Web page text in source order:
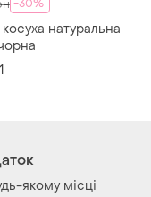
якому місці